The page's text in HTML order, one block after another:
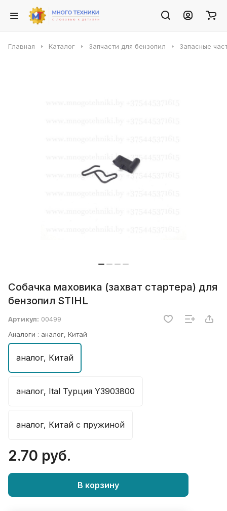
Главная Каталог Запчасти для бензопил Запасные
Собачка маховика (захват стартера) для
бензопил STIHL
Артикул: 00499
Аналоги : аналог, Китай
аналог, Китай
аналог, Ital Турция Y3903800
аналог, Китай с пружиной
2.70 руб.
В корзину